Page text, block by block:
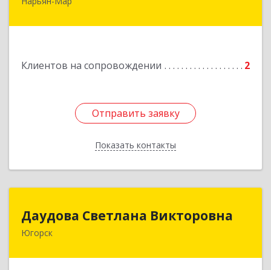
Клиентов на сопровождении 2
Отправить заявку
Показать контакты
Отправить заявку
Назад
Даудова Светлана Викторовна
Югорск